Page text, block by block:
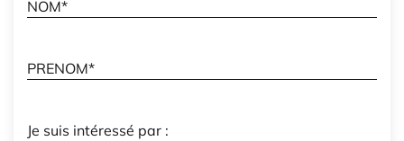
Je suis intéressé par :